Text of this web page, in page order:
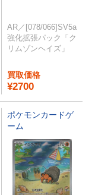
AR／[078/066]SV5a
強化拡張パック「ク
リムゾンヘイズ」
買取価格
¥2700
ポケモンカードゲ
ーム